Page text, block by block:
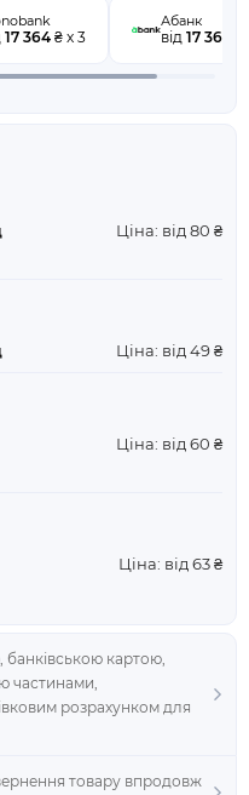
банківською картою,
частинами,
розрахунком для
17 364 ₴ x 3
Абанк
від 17 364
Ціна: від 80 ₴
Ціна: від 49 ₴
Ціна: від 60 ₴
Ціна: від 63 ₴
товару впродовж